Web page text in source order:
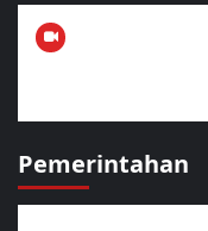
Pemerintahan